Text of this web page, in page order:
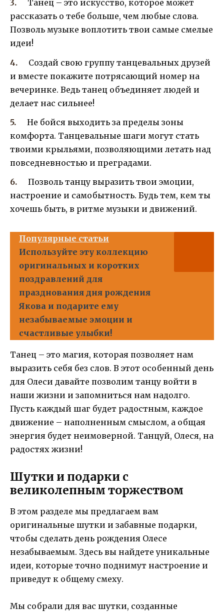
Танец – это искусство, которое может
рассказать о тебе больше, чем любые слова.
Позволь музыке воплотить твои самые смелые
идеи!
Создай свою группу танцевальных друзей
и вместе покажите потрясающий номер на
вечеринке. Ведь танец объединяет людей и
делает нас сильнее!
Не бойся выходить за пределы зоны
комфорта. Танцевальные шаги могут стать
твоими крыльями, позволяющими летать над
повседневностью и преградами.
Позволь танцу выразить твои эмоции,
настроение и самобытность. Будь тем, кем ты
хочешь быть, в ритме музыки и движений.
Популярные статьи
Используйте эту коллекцию
оригинальных и коротких
поздравлений для
празднования дня рождения
Якова и подарите ему
незабываемые эмоции и
счастливые улыбки!
Танец – это магия, которая позволяет нам
выразить себя без слов. В этот особенный день
для Олеси давайте позволим танцу войти в
наши жизни и запомниться нам надолго.
Пусть каждый шаг будет радостным, каждое
движение – наполненным смыслом, а общая
энергия будет неимоверной. Танцуй, Олеся, на
радостях жизни!
Шутки и подарки с
великолепным торжеством
В этом разделе мы предлагаем вам
оригинальные шутки и забавные подарки,
чтобы сделать день рождения Олесе
незабываемым. Здесь вы найдете уникальные
идеи, которые точно поднимут настроение и
приведут к общему смеху.
Мы собрали для вас шутки, созданные